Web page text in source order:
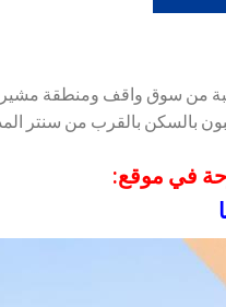
من سوق واقف ومنطقة
في موقع: